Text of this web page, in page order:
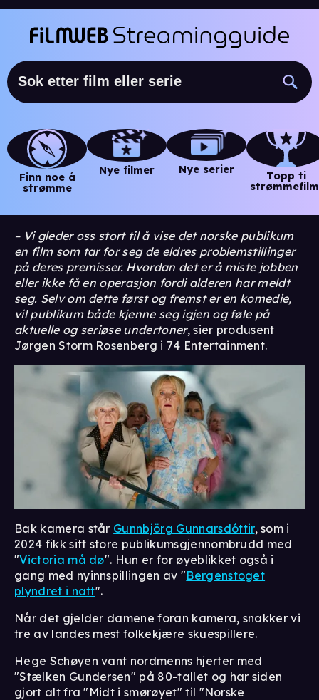
Finn noe å
strømme
Nye filmer Nye serier
Topp ti
– Vi gleder oss stort til å vise det norske publikum
en film som tar for seg de eldres problemstillinger
på deres premisser. Hvordan det er å miste jobben
eller ikke få en operasjon fordi alderen har meldt
seg. Selv om dette først og fremst er en komedie,
vil publikum både kjenne seg igjen og føle på
aktuelle og seriøse undertoner, sier produsent
Jørgen Storm Rosenberg i 74 Entertainment.
Bak kamera står Gunnbjörg Gunnarsdóttir, som i
2024 fikk sitt store publikumsgjennombrudd med
"Victoria må dø". Hun er for øyeblikket også i
gang med nyinnspillingen av "Bergenstoget
plyndret i natt".
Når det gjelder damene foran kamera, snakker vi
tre av landes mest folkekjære skuespillere.
Hege Schøyen vant nordmenns hjerter med
"Stælken Gundersen" på 80-tallet og har siden
gjort alt fra "Midt i smørøyet" til "Norske